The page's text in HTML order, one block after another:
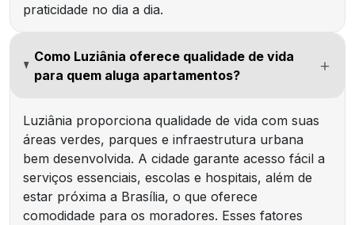
praticidade no dia a dia.
Como Luziânia oferece qualidade de vida
para quem aluga apartamentos?
Luziânia proporciona qualidade de vida com suas
áreas verdes, parques e infraestrutura urbana
bem desenvolvida. A cidade garante acesso fácil a
serviços essenciais, escolas e hospitais, além de
estar próxima a Brasília, o que oferece
comodidade para os moradores. Esses fatores